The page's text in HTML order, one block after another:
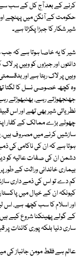
کرنے کے بعد آج کل کے سب سے
حکومت کے آنگن میں پہنچے اور
شیر شکار کا جبڑا پکڑتا ہے۔
شیر کا یہ خاصا ہوتا ہے کہ
دانتوں اور جبڑوں کو وہیں پر
وہیں پر لاک رہتا ہے اور
وہ کچھ خصوصی نسل کا لگتا
جھنجھوڑتے رہے، بھنبھوڑتے
نظریاتی شیر بھی تھے اور اس
چھوٹے بڑے ممالک کے کفار
سازشیں کرنے میں مصروف ہیں،
ہوتا ہے کہ ان کی ناکامی کی
دشمن ان کی صفات عالیہ کو
بیماری خاندانی وراثت کے
کم دے تو اس کی ذمے داری سازش
کیونکہ ان کے خیال میں
اور اسلام کا سب کچھ ہے، اس
کے گولے پھینکنا شروع کیے
ساری دنیا بلکہ پوری کائنات
عالم ہے فقط مومن جانباز کی